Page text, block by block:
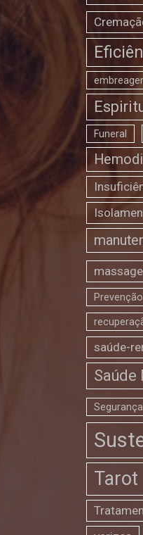
Funeral
Prevenção
saúde-
Saúde
Tarot